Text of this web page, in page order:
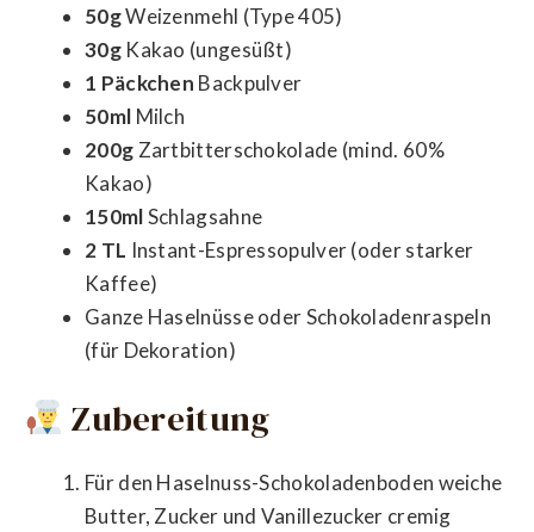
50gWeizenmehl (Type 405)
30gKakao (ungesüßt)
1 Päckchen Backpulver
50ml Milch
200g Zartbitterschokolade (mind. 60%
Kakao)
150mlSchlagsahne
2 TL Instant-Espressopulver (oder starker
Kaffee)
Ganze Haselnüsse oder Schokoladenraspeln
(für Dekoration)
Zubereitung
Für den Haselnuss-Schokoladenboden weiche
Butter, Zucker und Vanillezucker cremig